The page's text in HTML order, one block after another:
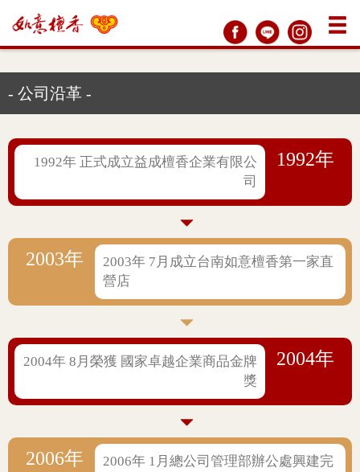
- 公司沿革 -
1992年
1992年 正式成立益成檀香企業有限公
司
2003年
2003年 7月成立台南如意檀香第一家直
營店
2004年
2004年 8月榮獲 國家卓越企業商品金牌
獎
2006年
2006年 1月總公司管理部辦公處興建完